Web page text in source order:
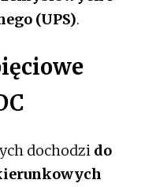
(UPS).
dochodzi do